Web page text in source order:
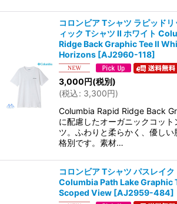
コロンビア Tシャツ ラピッド
ィック Tシャツ II ホワイト
Ridge Back Graphic Tee II
Horizons [AJ2960-118]
3,000円(税別)
(税込: 3,300円)
Columbia Rapid Ridge Back
に配慮したオーガニックコット
ツ。ふわりと柔らかく、優しい
格別です。素材…
コロンビア Tシャツ パスレイ
Columbia Path Lake Graphic
Scoped View [AJ2959-484]